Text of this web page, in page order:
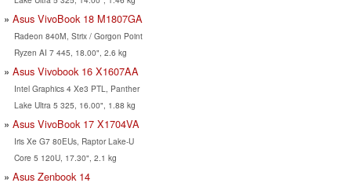
Asus VivoBook 18 M1807GA
Radeon 840M, Strix / Gorgon Point
Ryzen AI 7 445, 18.00", 2.6 kg
Asus Vivobook 16 X1607AA
Intel Graphics 4 Xe3 PTL, Panther
Lake Ultra 5 325, 16.00", 1.88 kg
Asus VivoBook 17 X1704VA
Iris Xe G7 80EUs, Raptor Lake-U
Core 5 120U, 17.30", 2.1 kg
Asus Zenbook 14